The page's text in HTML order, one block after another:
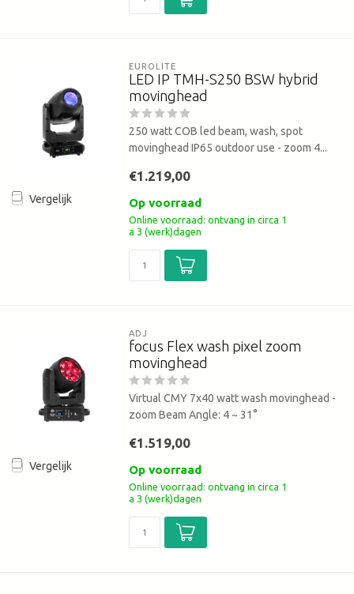
Vergelijk
EUROLITE
LED IP TMH-S250 BSW hybrid
movinghead
250 watt COB led beam, wash, spot
movinghead IP65 outdoor use - zoom 4...
€1.219,00
Op voorraad
Online voorraad: ontvang in circa 1
a 3 (werk)dagen
Vergelijk
ADJ
focus Flex wash pixel zoom
movinghead
Virtual CMY 7x40 watt wash movinghead -
zoom Beam Angle: 4 ~ 31°
€1.519,00
Op voorraad
Online voorraad: ontvang in circa 1
a 3 (werk)dagen